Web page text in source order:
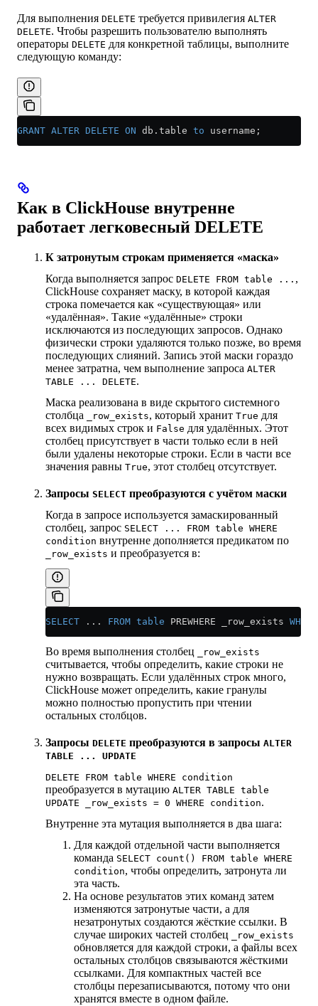
Для выполнения DELETE требуется привилегия ALTER
DELETE. Чтобы разрешить пользователю выполнять
операторы DELETE для конкретной таблицы, выполните
следующую команду:
GRANT ALTER DELETE ON db . table to username;
Как в ClickHouse внутренне
работает легковесный DELETE
К затронутым строкам применяется «маска»
Когда выполняется запрос DELETE FROM table ... ,
ClickHouse сохраняет маску, в которой каждая
строка помечается как «существующая» или
«удалённая». Такие «удалённые» строки
исключаются из последующих запросов. Однако
физически строки удаляются только позже, во время
последующих слияний. Запись этой маски гораздо
менее затратна, чем выполнение запроса ALTER
TABLE ... DELETE.
Маска реализована в виде скрытого системного
столбца
_row_exists, который хранит True для
всех видимых строк и False для удалённых. Этот
столбец присутствует в части только если в ней
были удалены некоторые строки. Если в части все
значения равны True, этот столбец отсутствует.
Запросы SELECT преобразуются с учётом маски
Когда в запросе используется замаскированный
столбец, запрос SELECT ... FROM table WHERE
condition внутренне дополняется предикатом по
_row_exists и преобразуется в:
SELECT ... FROM table PREWHERE _row_exists WHERE
Во время выполнения столбец _row_exists
считывается, чтобы определить, какие строки не
нужно возвращать. Если удалённых строк много,
ClickHouse может определить, какие гранулы
можно полностью пропустить при чтении
остальных столбцов.
Запросы DELETE преобразуются в запросы ALTER
TABLE ... UPDATE
DELETE FROM table WHERE condition
преобразуется в мутацию ALTER TABLE table
UPDATE _row_exists = 0 WHERE condition.
Внутренне эта мутация выполняется в два шага:
Для каждой отдельной части выполняется
команда SELECT count() FROM table WHERE
condition, чтобы определить, затронута ли
эта часть.
На основе результатов этих команд затем
изменяются затронутые части, а для
незатронутых создаются жёсткие ссылки. В
случае широких частей столбец
_row_exists
обновляется для каждой строки, а файлы всех
остальных столбцов связываются жёсткими
ссылками. Для компактных частей все
столбцы перезаписываются, потому что они
хранятся вместе в одном файле.